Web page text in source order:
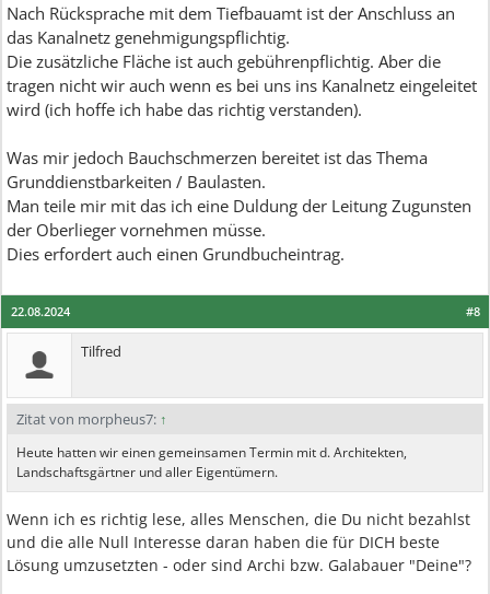
Nach Rücksprache mit dem Tiefbauamt ist der Anschluss an
das Kanalnetz genehmigungspflichtig.
Die zusätzliche Fläche ist auch gebührenpflichtig. Aber die
tragen nicht wir auch wenn es bei uns ins Kanalnetz eingeleitet
wird (ich hoffe ich habe das richtig verstanden).
Was mir jedoch Bauchschmerzen bereitet ist das Thema
Grunddienstbarkeiten / Baulasten.
Man teile mir mit das ich eine Duldung der Leitung Zugunsten
der Oberlieger vornehmen müsse.
Dies erfordert auch einen Grundbucheintrag.
#8
22.08.2024
Tilfred
Zitat von morpheus7: ↑
Heute hatten wir einen gemeinsamen Termin mit d. Architekten,
Landschaftsgärtner und aller Eigentümern.
Wenn ich es richtig lese, alles Menschen, die Du nicht bezahlst
und die alle Null Interesse daran haben die für DICH beste
Lösung umzusetzten - oder sind Archi bzw. Galabauer "Deine"?